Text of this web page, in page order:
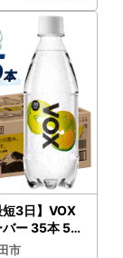
3日】VOX
バー 35本 50
市限定カー
市